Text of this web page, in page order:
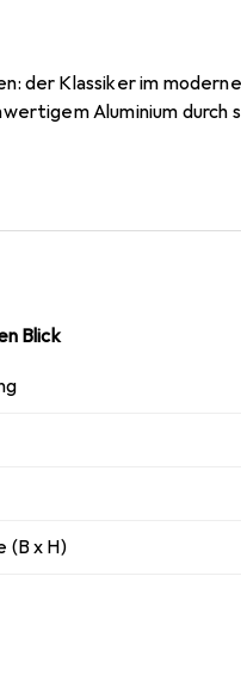
der Klassiker im
Aluminium
Blick
(B x H)